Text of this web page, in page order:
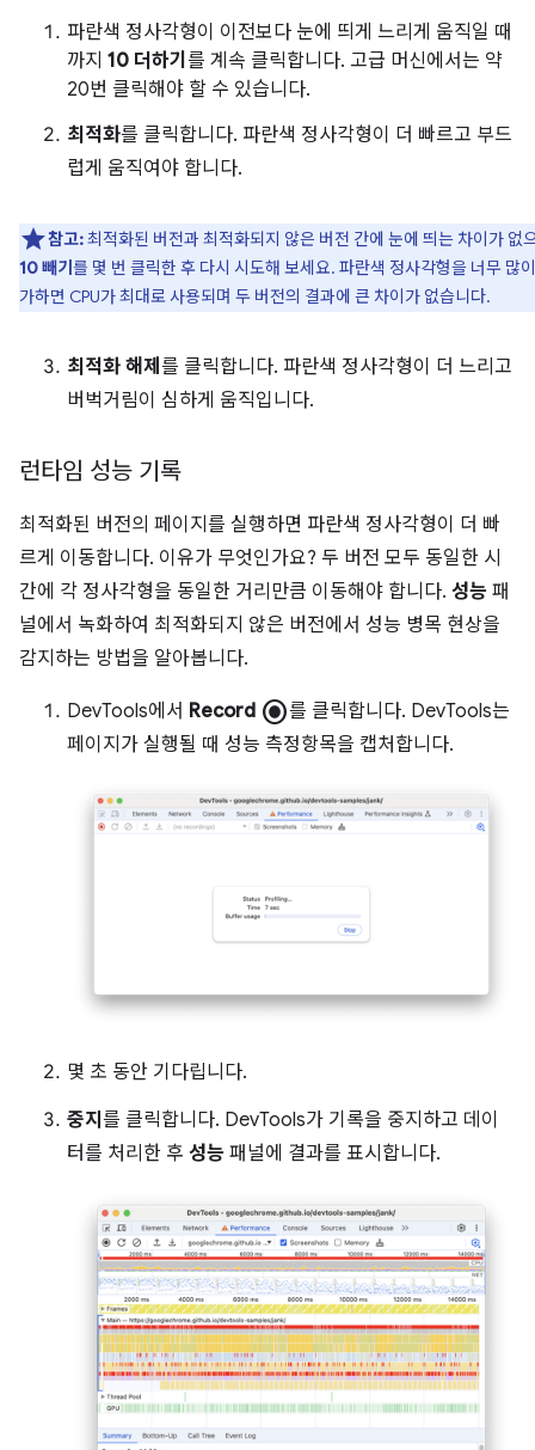
파란색 정사각형이 이전보다 눈에 띄게 느리게 움직일 때
까지 10 더하기 를 계속 클릭합니다. 고급 머신에서는 약
20번 클릭해야 할 수 있습니다.
최적화를 클릭합니다. 파란색 정사각형이 더 빠르고 부드
럽게 움직여야 합니다.
참고:최적화된 버전과 최적화되지 않은 버전 간에 눈에 띄는 차이가 없
10 빼기 를 몇 번 클릭한 후 다시 시도해 보세요. 파란색 정사각형을 너무 많
가하면 CPU가 최대로 사용되며 두 버전의 결과에 큰 차이가 없습니다.
최적화 해제 를 클릭합니다. 파란색 정사각형이 더 느리고
버벅거림이 심하게 움직입니다.
런타임 성능 기록
최적화된 버전의 페이지를 실행하면 파란색 정사각형이 더 빠
르게 이동합니다. 이유가 무엇인가요? 두 버전 모두 동일한 시
간에 각 정사각형을 동일한 거리만큼 이동해야 합니다. 성능 패
널에서 녹화하여 최적화되지 않은 버전에서 성능 병목 현상을
감지하는 방법을 알아봅니다.
DevTools에서 Record radio_button_checked를 클릭합니다. DevTools는
페이지가 실행될 때 성능 측정항목을 캡처합니다.
몇 초 동안 기다립니다.
중지 를 클릭합니다. DevTools가 기록을 중지하고 데이
터를 처리한 후 성능 패널에 결과를 표시합니다.